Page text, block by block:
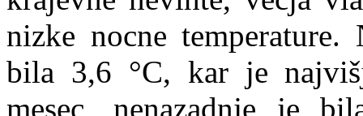
nizke nocne
bila 3,6 °C, kar je
mesec, nenazadnje je